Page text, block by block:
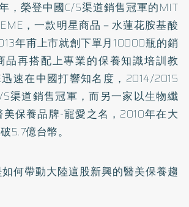
，榮登中國C/S渠道銷售冠軍的MIT
，一款明星商品－水蓮花胺基酸
年甫上市就創下單月10000瓶的銷
品再搭配上專業的保養知識培訓教
速在中國打響知名度，2014/2015
渠道銷售冠軍，而另一家以生物纖
保養品牌-寵愛之名，2010年在大
5.7億台幣。
何帶動大陸這股新興的醫美保養趨